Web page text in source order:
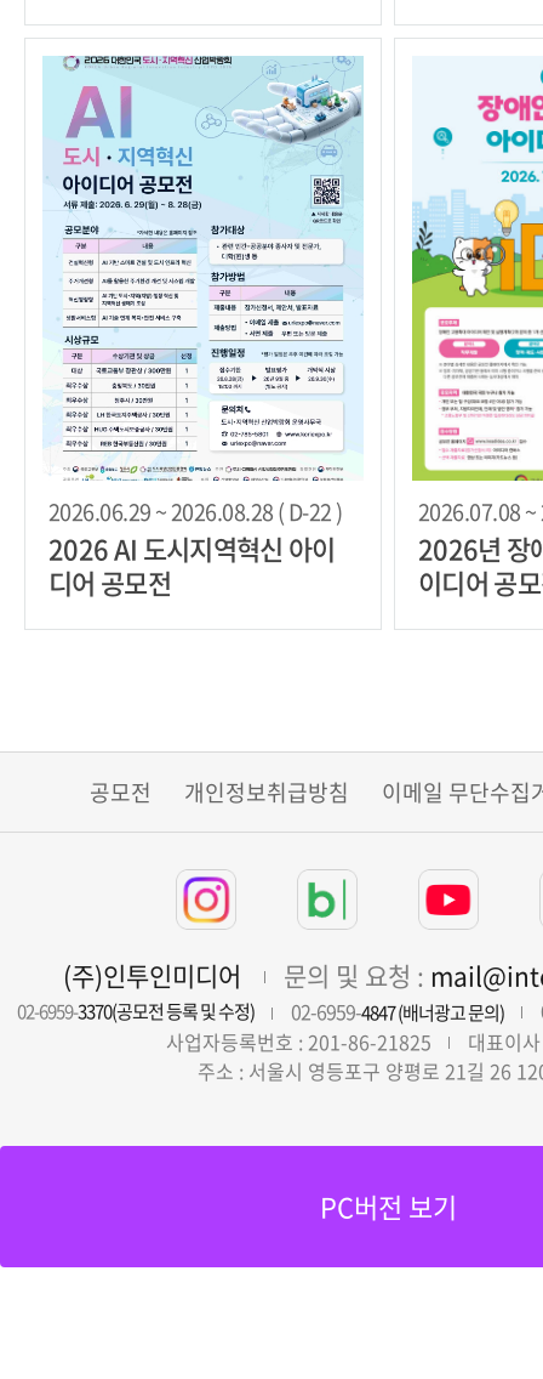
2026.06.29 ~ 2026.08.28 ( D-22 )
2026 AI 도시지역혁신 아이
디어 공모전
2026.07.08 ~
2026년 장
이디어 공
공모전 개인정보취급방침 이메일 무단수집
(주)인투인미디어 문의 및 요청 :
02-6959-3370(공모전 등록 및 수정) 02-6959-4847 (배너광고 문의)
사업자등록번호 : 201-86-21825
대표이
주소 : 서울시 영등포구 양평로 21길 26
PC버전 보기